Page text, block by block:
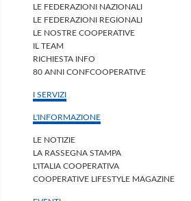
LE FEDERAZIONI NAZIONALI
LE FEDERAZIONI REGIONALI
LE NOSTRE COOPERATIVE
IL TEAM
RICHIESTA INFO
80 ANNI CONFCOOPERATIVE
I SERVIZI
L'INFORMAZIONE
LE NOTIZIE
LA RASSEGNA STAMPA
L'ITALIA COOPERATIVA
COOPERATIVE LIFESTYLE MAGAZINE